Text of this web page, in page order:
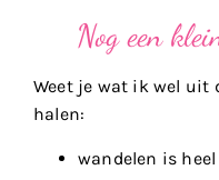
Nog een
Weet je wat ik wel uit
halen:
wandelen is